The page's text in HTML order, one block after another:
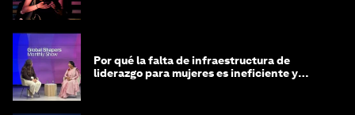
Por qué la falta de infraestructura de
liderazgo para mujeres es ineficiente y